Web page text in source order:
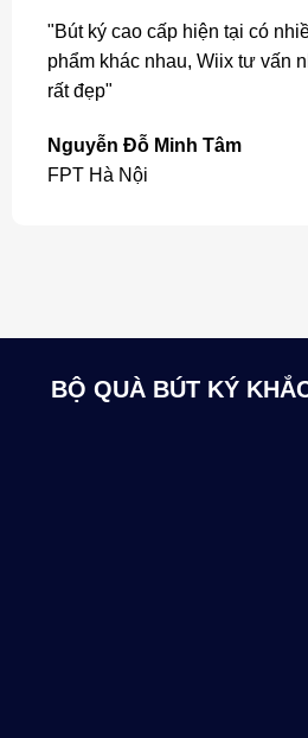
"Bút ký cao cấp hiện tại có
phẩm khác nhau, Wiix tư vấn
rất đẹp"
Nguyễn Đỗ Minh Tâm
FPT Hà Nội
BỘ QUÀ BÚT KÝ